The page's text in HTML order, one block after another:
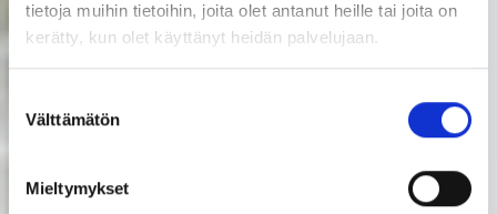
tietoja muihin tietoihin, joita olet antanut heille tai joita on
kerätty, kun olet käyttänyt heidän palvelujaan.
valinta
Välttämätön
Mieltymykset